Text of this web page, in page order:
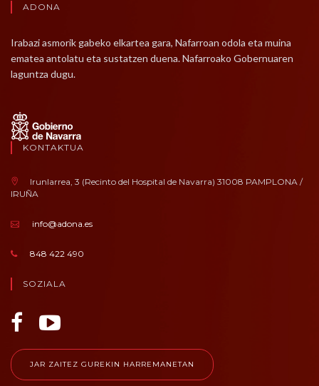
ADONA
Irabazi asmorik gabeko elkartea gara, Nafarroan odola eta muina
ematea antolatu eta sustatzen duena. Nafarroako Gobernuaren
laguntza dugu.
KONTAKTUA
Irunlarrea, 3 (Recinto del Hospital de Navarra) 31008 PAMPLONA /
IRUÑA
info@adona.es
848 422 490
SOZIALA
JAR ZAITEZ GUREKIN HARREMANETAN